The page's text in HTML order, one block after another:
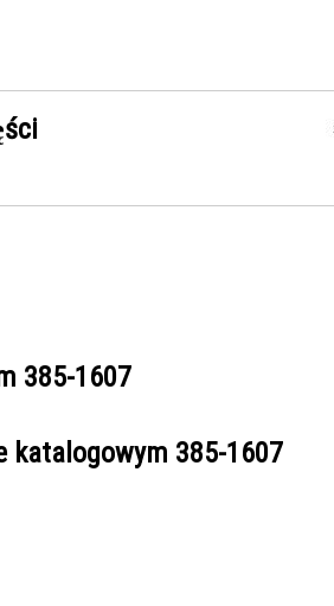
385-1607
katalogowym 385-1607